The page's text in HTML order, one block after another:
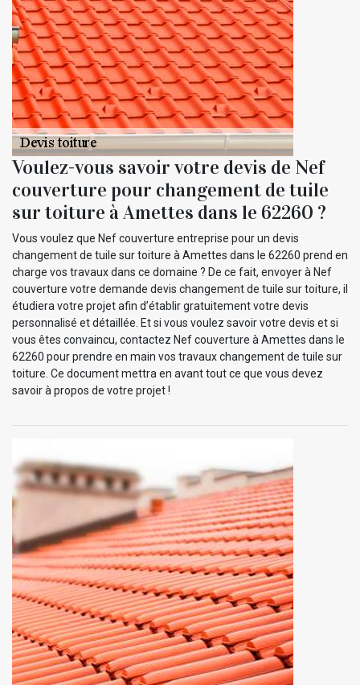
Voulez-vous savoir votre devis de Nef
couverture pour changement de tuile
sur toiture à Amettes dans le 62260 ?
Vous voulez que Nef couverture entreprise pour un devis
changement de tuile sur toiture à Amettes dans le 62260 prend en
charge vos travaux dans ce domaine ? De ce fait, envoyer à Nef
couverture votre demande devis changement de tuile sur toiture, il
étudiera votre projet afin d’établir gratuitement votre devis
personnalisé et détaillée. Et si vous voulez savoir votre devis et si
vous êtes convaincu, contactez Nef couverture à Amettes dans le
62260 pour prendre en main vos travaux changement de tuile sur
toiture. Ce document mettra en avant tout ce que vous devez
savoir à propos de votre projet !